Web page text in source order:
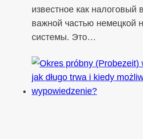
известное как налоговый
важной частью немецкой
системы. Это…